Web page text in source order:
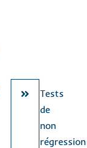
Tests
de
non
régression